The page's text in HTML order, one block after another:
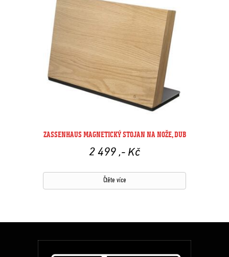
ZASSENHAUS MAGNETICKÝ STOJAN NA NOŽE, DUB
2 499 ,- Kč
Čtěte více